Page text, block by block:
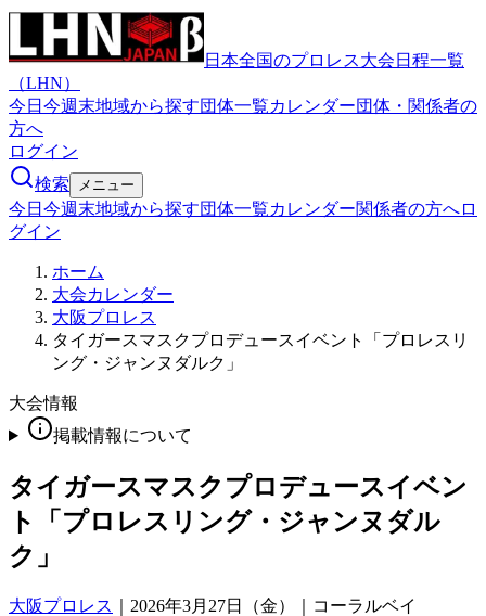
日本全国のプロレス大会日程一覧
（LHN）
今日 今週末地域から探す団体一覧カレンダー団体・関係者の
方へ
ログイン
検索
メニュー
今日 今週末地域から探す団体一覧カレンダー関係者の方へロ
グイン
ホーム
大会カレンダー
大阪プロレス
タイガースマスクプロデュースイベント「プロレスリ
ング・ジャンヌダルク」
大会情報
掲載情報について
タイガースマスクプロデュースイベン
ト「プロレスリング・ジャンヌダル
ク」
大阪プロレス 2026年3月27日（金）｜コーラルベイ